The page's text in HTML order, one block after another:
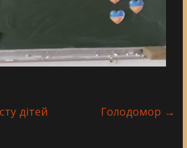
дітей Голодомор →